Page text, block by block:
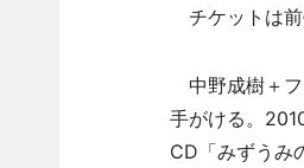
チケットは前
中野成樹＋フ
手がける。
CD「みずうみ